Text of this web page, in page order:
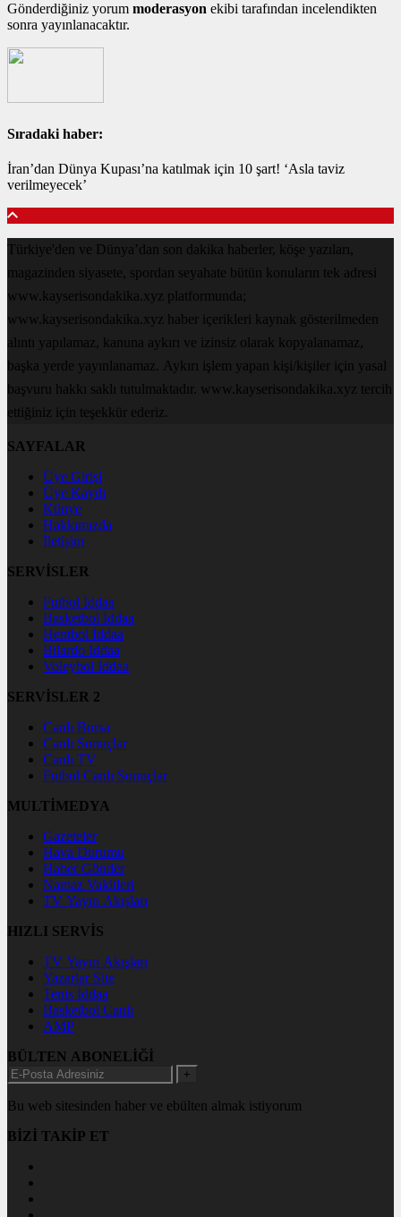
Gönderdiğiniz yorum moderasyon ekibi tarafından incelendikten
sonra yayınlanacaktır.
Sıradaki haber:
İran’dan Dünya Kupası’na katılmak için 10 şart! ‘Asla taviz
verilmeyecek’
Türkiye'den ve Dünya’dan son dakika haberler, köşe yazıları,
magazinden siyasete, spordan seyahate bütün konuların tek adresi
www.kayserisondakika.xyz platformunda;
www.kayserisondakika.xyz haber içerikleri kaynak gösterilmeden
alıntı yapılamaz, kanuna aykırı ve izinsiz olarak kopyalanamaz,
başka yerde yayınlanamaz. Aykırı işlem yapan kişi/kişiler için yasal
başvuru hakkı saklı tutulmaktadır. www.kayserisondakika.xyz tercih
ettiğiniz için teşekkür ederiz.
SAYFALAR
Üye Girişi
Üye Kaydı
Künye
Hakkımızda
İletişim
SERVİSLER
Futbol İddaa
Basketbol İddaa
Hentbol İddaa
Bilardo İddaa
Voleybol İddaa
SERVİSLER 2
Canlı Borsa
Canlı Sonuçlar
Canlı TV
Futbol Canlı Sonuçlar
MULTİMEDYA
Gazeteler
Hava Durumu
Haber Gönder
Namaz Vakitleri
TV Yayın Akışları
HIZLI SERVİS
TV Yayın Akışları
Yazarlar Site
Tenis İddaa
Basketbol Canlı
AMP
BÜLTEN ABONELİĞİ
+
Bu web sitesinden haber ve ebülten almak istiyorum
BİZİ TAKİP ET